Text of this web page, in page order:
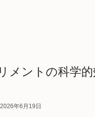
メントの科学
2026年6月19日